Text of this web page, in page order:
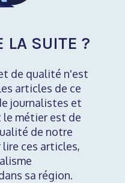
LA SUITE ?
de qualité n'est
articles de ce
journalistes et
métier est de
de notre
lire ces articles,
sa région.